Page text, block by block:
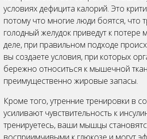
условиях дефицита калорий. Это
потому что многие люди боятся, что
голодный желудок приведут к
деле, при правильном подходе
вы создаете условия, при которых
бережно относиться к мышечной
преимущественно жировые запасы.
Кроме того, утренние тренировки в
усиливают чувствительность к
тренируетесь, ваши мышцы